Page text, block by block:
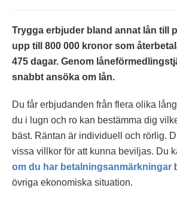
Trygga erbjuder bland annat lån till
upp till 800 000 kronor som
475 dagar. Genom
snabbt ansöka om lån.
Du får erbjudanden från flera olika
du i lugn och ro kan bestämma dig
bäst. Räntan är individuell och rörlig.
vissa villkor för att kunna beviljas. Du
om du har betalningsanmärkningar
övriga ekonomiska situation.